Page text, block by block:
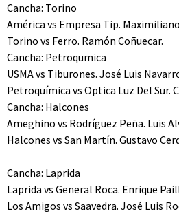
Cancha: Torino
América vs Empresa Tip.
Torino vs Ferro. Ramón Coñuecar.
Cancha: Petroqumica
USMA vs Tiburones. José Luis
Petroquímica vs Optica Luz Del Sur.
Cancha: Halcones
Ameghino vs Rodríguez Peña. Luis
Halcones vs San Martín. Gustavo
Cancha: Laprida
Laprida vs General Roca. Enrique
Los Amigos vs Saavedra. José Luis